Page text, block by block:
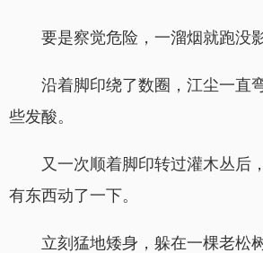
要是察觉危险，一溜烟就跑没
沿着脚印绕了数圈，江尘一直
些发酸。
又一次顺着脚印转过灌木丛后
有东西动了一下。
立刻猛地矮身，躲在一棵老松